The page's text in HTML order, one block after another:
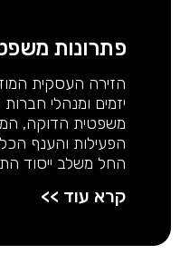
פתרונות
הזירה העסקית
יזמים ומנהלי
משפטית הדוקה,
הפעילות והענף
החל משלב ייסוד
קרא עוד >>